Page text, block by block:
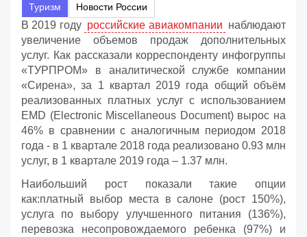
Туризм Новости России
В 2019 году российские авиакомпании наблюдают
увеличение объемов продаж дополнительных
услуг. Как рассказали корреспонденту инфогруппы
«ТУРПРОМ» в аналитической службе компании
«Сирена», за 1 квартал 2019 года общий объём
реализованных платных услуг с использованием
EMD (Electronic Miscellaneous Document) вырос на
46% в сравнении с аналогичным периодом 2018
года - в 1 квартале 2018 года реализовано 0.93 млн
услуг, в 1 квартале 2019 года – 1.37 млн.
Наибольший рост показали такие опции
как:платный выбор места в салоне (рост 150%),
услуга по выбору улучшенного питания (136%),
перевозка несопровождаемого ребенка (97%) и